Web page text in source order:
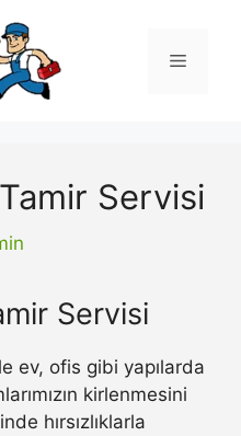
Menü
Servisi
Servisi
ev, ofis gibi yapılarda
kirlenmesini
hırsızlıklarla